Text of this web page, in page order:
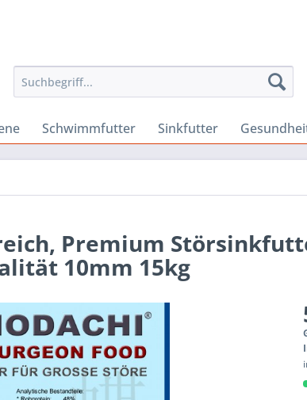
Schwimmfutter Sinkfutter
Premium
10mm 15kg